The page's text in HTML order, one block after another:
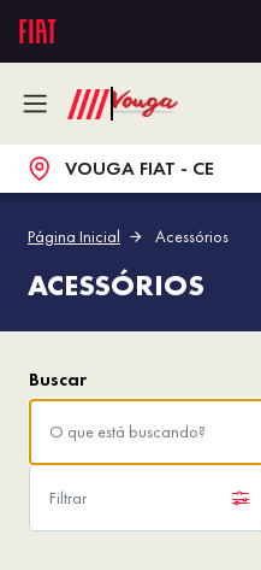
VOUGA FIAT - CE
Página Inicial Acessórios
ACESSÓRIOS
Filtrar